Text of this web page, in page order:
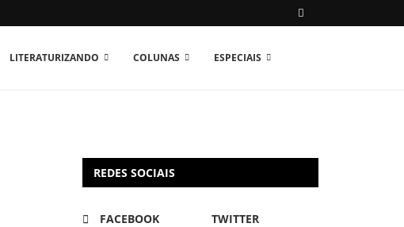
LITERATURIZANDO COLUNAS ESPECIAIS
REDES SOCIAIS
FACEBOOK
TWITTER